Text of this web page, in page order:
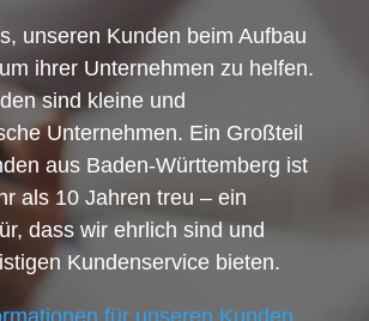
unseren Kunden beim Aufbau
ihrer Unternehmen zu helfen.
sind kleine und
Unternehmen. Ein Großteil
aus Baden-Württemberg ist
als 10 Jahren treu – ein
dass wir ehrlich sind und
Kundenservice bieten.
für unseren Kunden